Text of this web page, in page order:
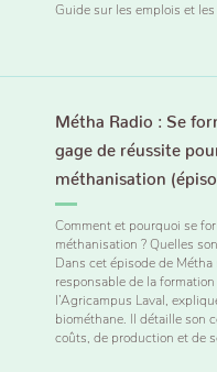
Guide sur les emplois et
Métha Radio : Se
gage de réussite
méthanisation
Comment et pourquoi se
méthanisation ? Quelles
Dans cet épisode de
responsable de la
l’Agricampus Laval,
biométhane. Il détaille son
coûts, de production et de